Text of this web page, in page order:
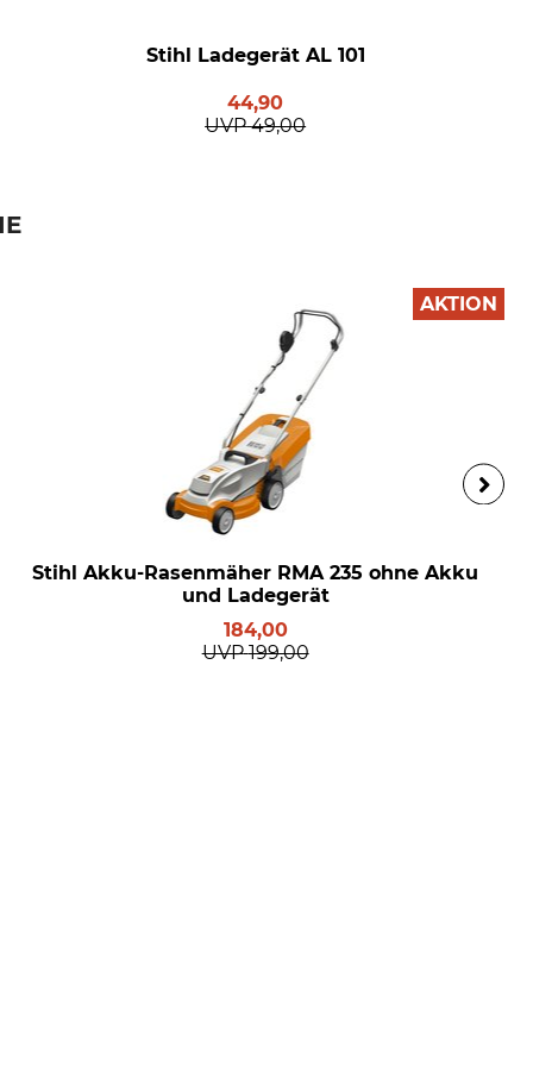
Stihl Ladegerät AL 101
44,90
UVP 49,00
AKTION
Stihl Akku-Rasenmäher RMA 235 ohne Akku
und Ladegerät
184,00
UVP 199,00